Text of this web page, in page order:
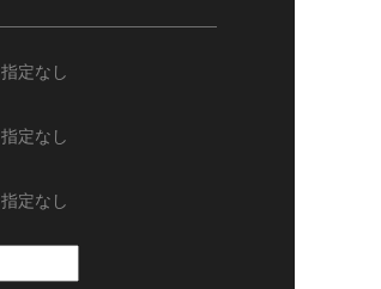
指定なし
指定なし
指定なし